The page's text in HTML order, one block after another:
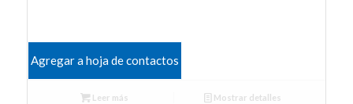
Agregar a hoja de contactos
Leer más Mostrar detalles